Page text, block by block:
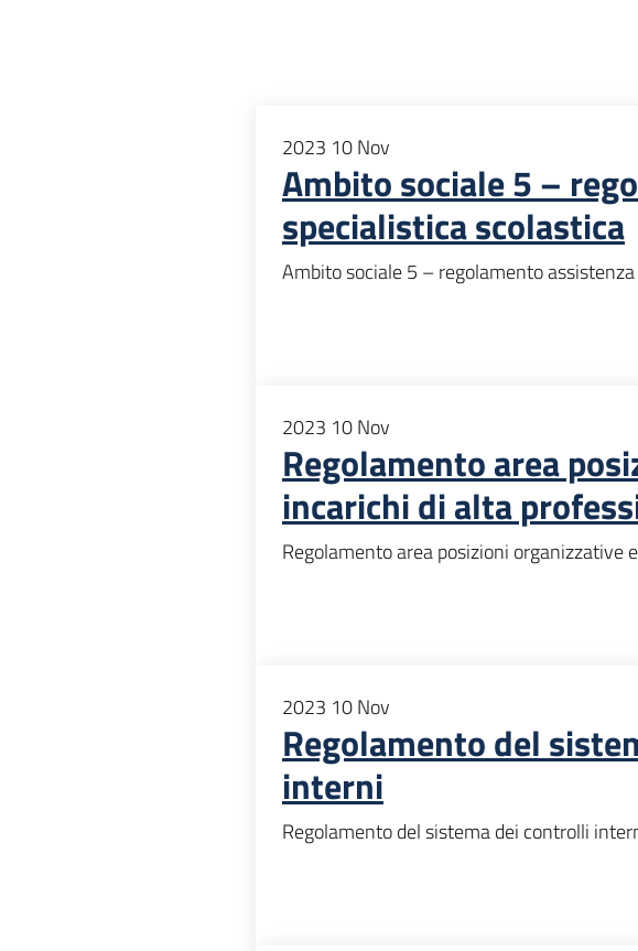
2023 10Nov
Ambito sociale 5 –
specialistica scolastica
Ambito sociale 5 – regolamento
2023 10Nov
Regolamento area
incarichi di alta
Regolamento area posizioni organizzative
2023 10Nov
Regolamento del
interni
Regolamento del sistema dei controlli